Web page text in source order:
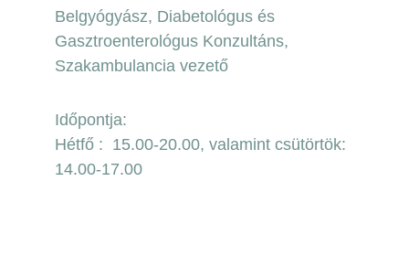
Belgyógyász, Diabetológus és
Gasztroenterológus Konzultáns,
Szakambulancia vezető
Időpontja:
Hétfő :  15.00-20.00, valamint csütörtök:
14.00-17.00